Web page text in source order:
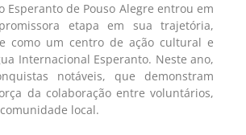
Esperanto de Pouso Alegre entrou em
etapa em sua trajetória,
como um centro de ação cultural e
Internacional Esperanto. Neste ano,
notáveis, que demonstram
da colaboração entre voluntários,
local.